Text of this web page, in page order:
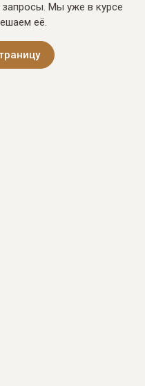
запросы. Мы уже в курсе
её.